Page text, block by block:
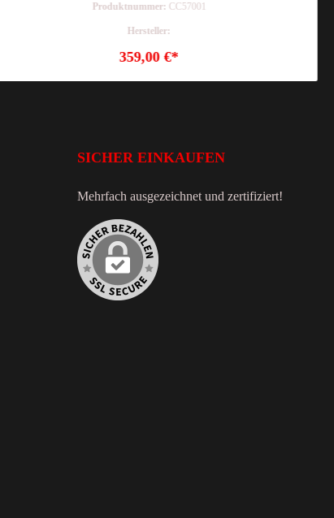
Produktnummer: CC57001
Hersteller:
359,00 €*
SICHER EINKAUFEN
Mehrfach ausgezeichnet und zertifiziert!